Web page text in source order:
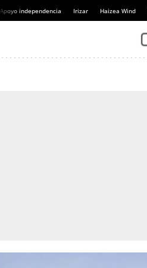
Apoyo independencia Irizar Haizea Wind